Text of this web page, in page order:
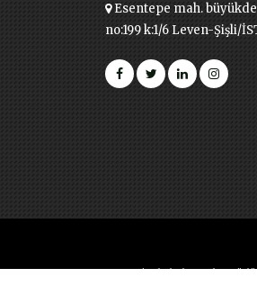
Esentepe mah.
no:199 k:1/6 Leven-Şişli/
Bu sitede bulunan her türlü